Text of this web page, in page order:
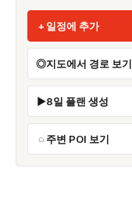
일정에 추가
지도에서 경로 보기
8일 플랜 생성
주변 POI 보기